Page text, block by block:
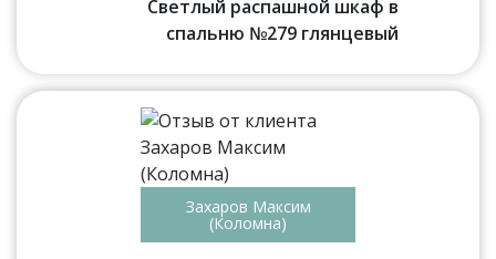
Светлый распашной шкаф в
спальню №279 глянцевый
Захаров Максим
(Коломна)